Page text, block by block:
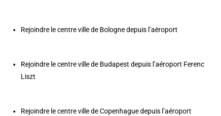
Rejoindre le centre ville de Bologne depuis l’aéroport
Rejoindre le centre ville de Budapest depuis l’aéroport Ferenc
Liszt
Rejoindre le centre ville de Copenhague depuis l’aéroport